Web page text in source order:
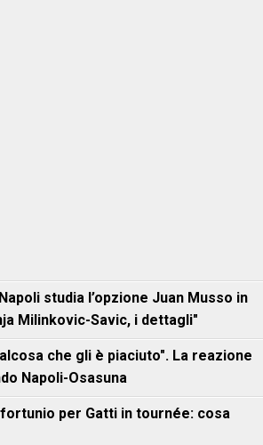
studia l’opzione Juan Musso in
Milinkovic-Savic, i dettagli"
che gli è piaciuto". La reazione
Napoli-Osasuna
per Gatti in tournée: cosa